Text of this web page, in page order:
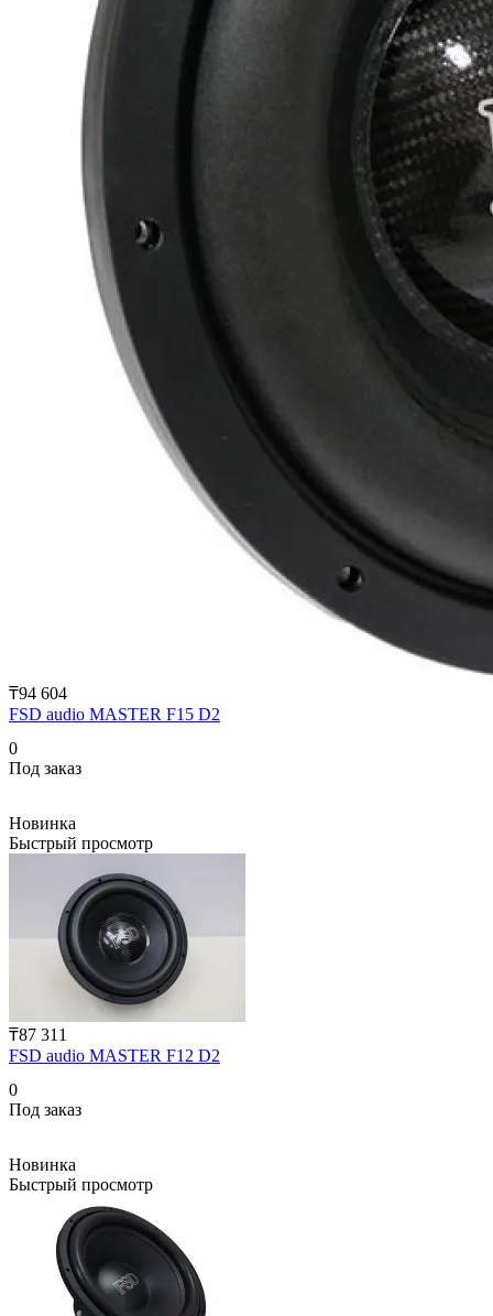
₸94 604
FSD audio MASTER F15 D2
0
Под заказ
Новинка
Быстрый просмотр
₸87 311
FSD audio MASTER F12 D2
0
Под заказ
Новинка
Быстрый просмотр